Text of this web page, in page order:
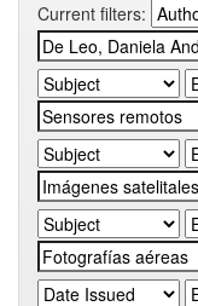
Current filters: